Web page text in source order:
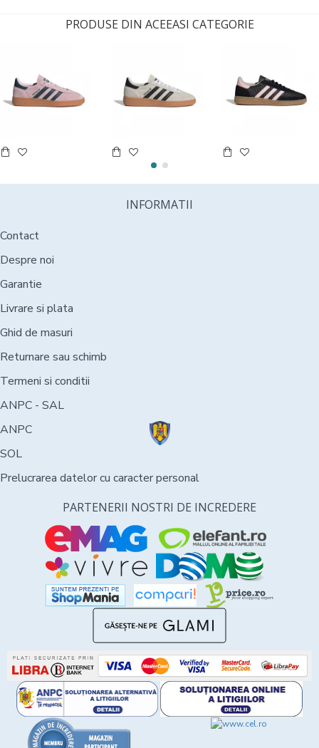
PRODUSE DIN ACEEASI CATEGORIE
INFORMATII
Contact
Despre noi
Garantie
Livrare si plata
Ghid de masuri
Returnare sau schimb
Termeni si conditii
ANPC - SAL
ANPC
SOL
Prelucrarea datelor cu caracter personal
PARTENERII NOSTRI DE INCREDERE